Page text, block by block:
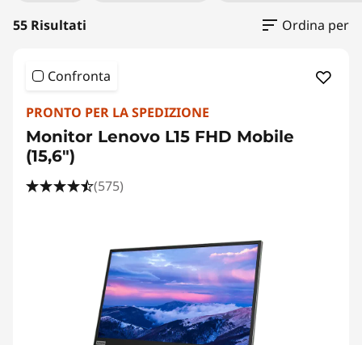
55 Risultati Ordina per
Confronta
PRONTO PER LA SPEDIZIONE
Monitor Lenovo L15 FHD Mobile
(15,6")
(575)